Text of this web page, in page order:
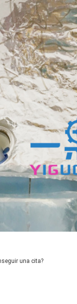
una cita?